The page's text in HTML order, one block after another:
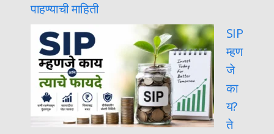
पाहण्याची माहिती
SIP
म्हण
जे
का
य?
ते